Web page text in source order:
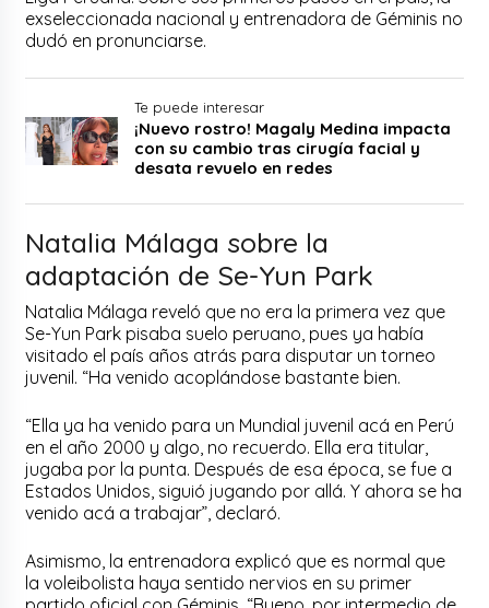
exseleccionada nacional y entrenadora de Géminis no
dudó en pronunciarse.
Te puede interesar
¡Nuevo rostro! Magaly Medina impacta
con su cambio tras cirugía facial y
desata revuelo en redes
Natalia Málaga sobre la
adaptación de Se-Yun Park
Natalia Málaga reveló que no era la primera vez que
Se-Yun Park pisaba suelo peruano, pues ya había
visitado el país años atrás para disputar un torneo
juvenil. “Ha venido acoplándose bastante bien.
“Ella ya ha venido para un Mundial juvenil acá en Perú
en el año 2000 y algo, no recuerdo. Ella era titular,
jugaba por la punta. Después de esa época, se fue a
Estados Unidos, siguió jugando por allá. Y ahora se ha
venido acá a trabajar”, declaró.
Asimismo, la entrenadora explicó que es normal que
la voleibolista haya sentido nervios en su primer